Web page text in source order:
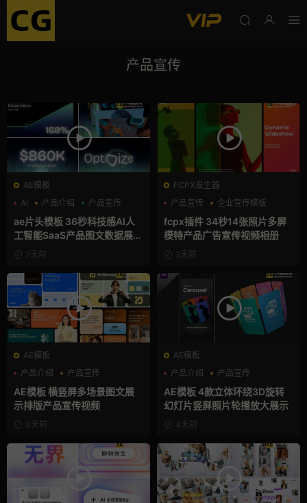
产品宣传
AE模板
AI
产品介绍 产品宣传
ae片头模板 36秒科技感AI人
工智能SaaS产品图文数据展示
宣传视频AE模板
2天前
FCPX发生器
产品宣传
企业宣传模板
分屏模板
fcpx插件 34秒14张照片多屏
模特产品广告宣传视频相册
2天前
AE模板
产品介绍
产品宣传
产品展示
AE模板 横竖屏多场景图文展
示排版产品宣传视频
3天前
AE模板
产品介绍
产品宣传
产品展示
AE模板 4款立体环绕3D旋转
幻灯片竖屏照片轮播放大展示
4天前